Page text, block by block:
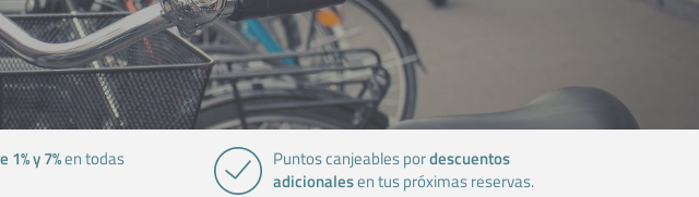
y 7%en todas
Puntos canjeables pordescuentos
adicionalesen tus próximas reservas.